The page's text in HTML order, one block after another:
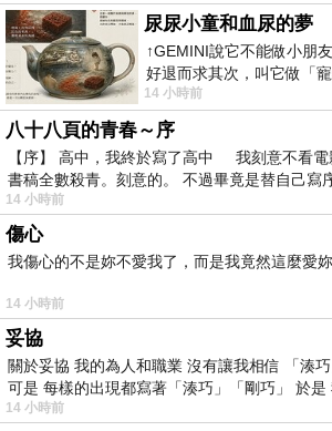
尿尿小童和血尿的夢
↑GEMINI說它不能做小朋
好退而求其次，叫它做「
年人臉孔」的畫了。 六月底
14 小時前
八十八頁的青春～序
【序】 高中，我終於寫了高中 我刻意不看電
書稿全數殺青。刻意的。 不過畢竟是替自己寫
14 小時前
傷心
我傷心的不是妳不愛我了，而是我竟然這麼愛妳
14 小時前
妥協
關於妥協 我的為人和職業 沒有讓我相信 「湊
可是 每樣的出現都寫著「湊巧」「剛巧」 於是
14 小時前